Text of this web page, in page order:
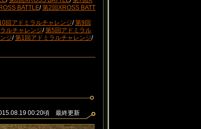
BATTLE/第2回XROSS BATT
回アドミラルチャレンジ/第9回
ルチャレンジ/第5回アドミラル
ジ/第1回アドミラルチャレンジ/
00:20頃 最終更新